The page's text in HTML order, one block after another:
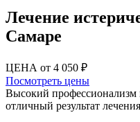
Лечение
Самаре
ЦЕНА от 4 050 ₽
Посмотреть цены
Высокий профессионализм
отличный результат